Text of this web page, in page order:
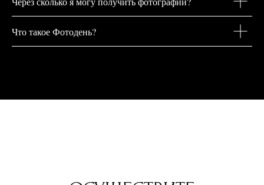
Что такое Фотодень?